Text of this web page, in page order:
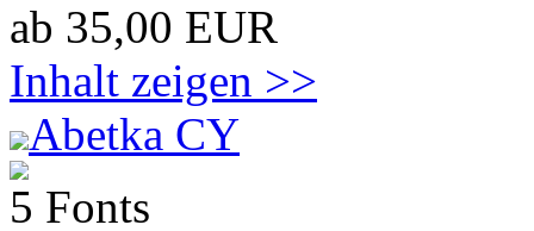
ab 35,00 EUR
Inhalt zeigen >>
Abetka CY
5 Fonts